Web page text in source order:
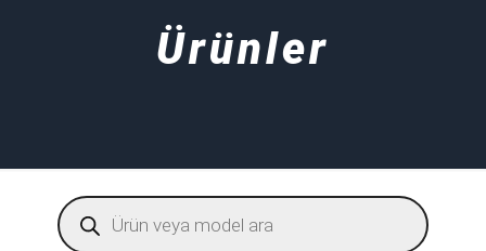
Ürünler
Products
search